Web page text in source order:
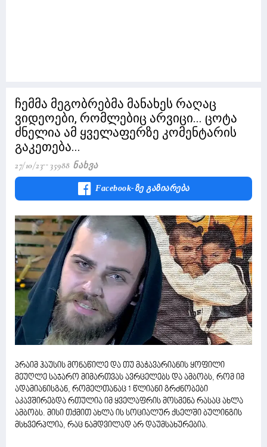
ჩემმა მეგობრებმა მანახეს რაღაც
ვიდეოები, რომლებიც არვიცი... ცოტა
ძნელია ამ ყველაფერზე კომენტარის
გაკეთება...
27/10/23 35988 Ნახვა
Facebook-Ზე Გაზიარება
პრაიმ ჰაუსის მონაწილე და თუ მაჭავარიანის ყოფილი
მეუღლე საჯარო მიმართვას ავრცელებს და ამბობს, რომ იმ
ადამიანისგან, რომელთანაც 1 წლიანი გრძნობები
აკავშირებდა რთულია იმ ყველაფრის მოსმენა რასაც ახლა
ამბობს. მისი თქმით ახლა ის სოციალურ ქსელში ბულინგის
მსხვერპლია, რაც ნამდვილად არ დაუმსახურებია.